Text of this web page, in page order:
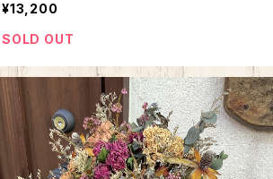
¥13,200
SOLD OUT